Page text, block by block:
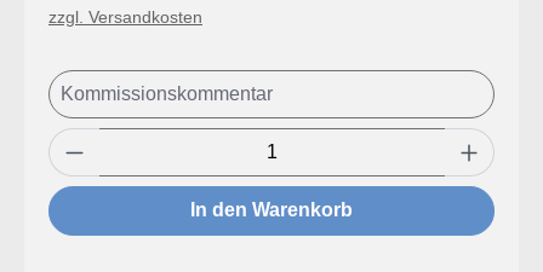
zzgl. Versandkosten
Produkt Anzahl: Gib den gewünschten
In den Warenkorb